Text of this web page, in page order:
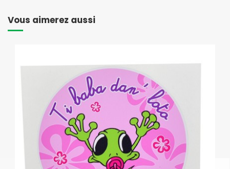
Vous aimerez aussi